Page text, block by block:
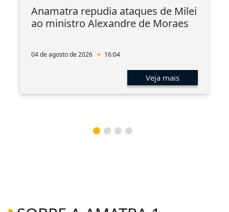
Anamatra repudia ataques de Milei
ao ministro Alexandre de Moraes
04 de agosto de 2026 16:04
Veja mais